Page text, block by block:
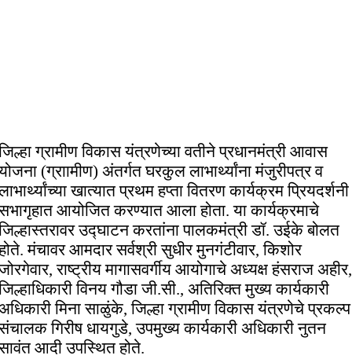
ग्रामीण विकास यंत्रणेच्या वतीने प्रधानमंत्री आवास
(ग्राामीण) अंतर्गत घरकुल लाभार्थ्यांना मंजुरीपत्र व
खात्यात प्रथम हप्ता वितरण कार्यक्रम प्रियदर्शनी
आयोजित करण्यात आला होता. या कार्यक्रमाचे
उद्घाटन करतांना पालकमंत्री डॉ. उईके बोलत
मंचावर आमदार सर्वश्री सुधीर मुनगंटीवार, किशोर
राष्ट्रीय मागासवर्गीय आयोगाचे अध्यक्ष हंसराज अहीर,
विनय गौडा जी.सी., अतिरिक्त मुख्य कार्यकारी
मिना साळुंके, जिल्हा ग्रामीण विकास यंत्रणेचे प्रकल्प
गिरीष धायगुडे, उपमुख्य कार्यकारी अधिकारी नुतन
आदी उपस्थित होते.